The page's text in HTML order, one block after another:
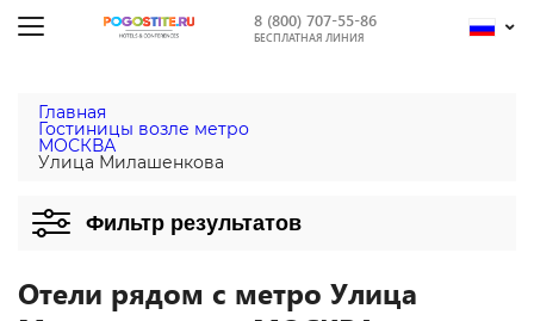
8 (800) 707-55-86
БЕСПЛАТНАЯ ЛИНИЯ
Главная
Гостиницы возле метро
МОСКВА
Улица Милашенкова
Фильтр результатов
Отели рядом с метро Улица